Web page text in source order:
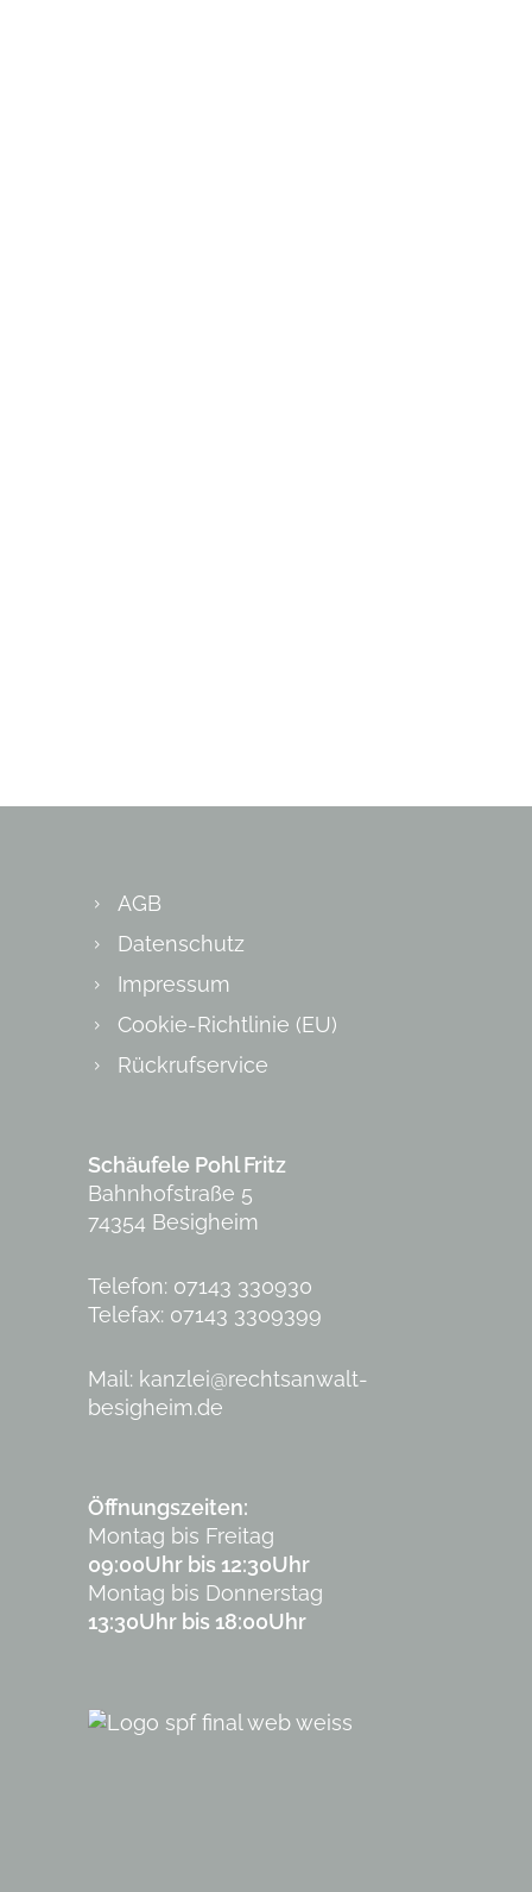
AGB
Datenschutz
Impressum
Cookie-Richtlinie (EU)
Rückrufservice
Schäufele Pohl Fritz
Bahnhofstraße 5
74354 Besigheim
Telefon: 07143 330930
Telefax: 07143 3309399
Mail: kanzlei@rechtsanwalt-
besigheim.de
Öffnungszeiten:
Montag bis Freitag
09:00Uhr bis 12:30Uhr
Montag bis Donnerstag
13:30Uhr bis 18:00Uhr